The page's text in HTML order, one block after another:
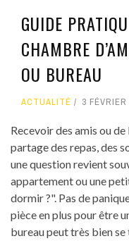
GUIDE
CHAMBRE
OU BUREAU
ACTUALITÉ 3
Recevoir des amis ou
partage des repas, des
une question revient
appartement ou une
dormir ?". Pas de
pièce en plus pour être
bureau peut très bien